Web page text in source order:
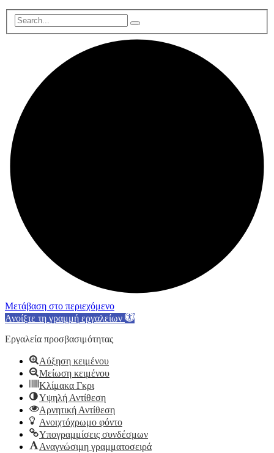
Μετάβαση στο περιεχόμενο
Ανοίξτε τη γραμμή εργαλείων
Εργαλεία προσβασιμότητας
Αύξηση κειμένου
Μείωση κειμένου
Κλίμακα Γκρι
Υψηλή Αντίθεση
Αρνητική Αντίθεση
Ανοιχτόχρωμο φόντο
Υπογραμμίσεις συνδέσμων
Αναγνώσιμη γραμματοσειρά